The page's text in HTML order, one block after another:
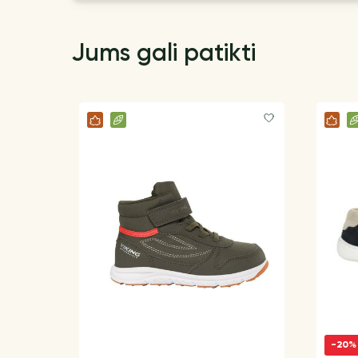
Jums gali patikti
-20%